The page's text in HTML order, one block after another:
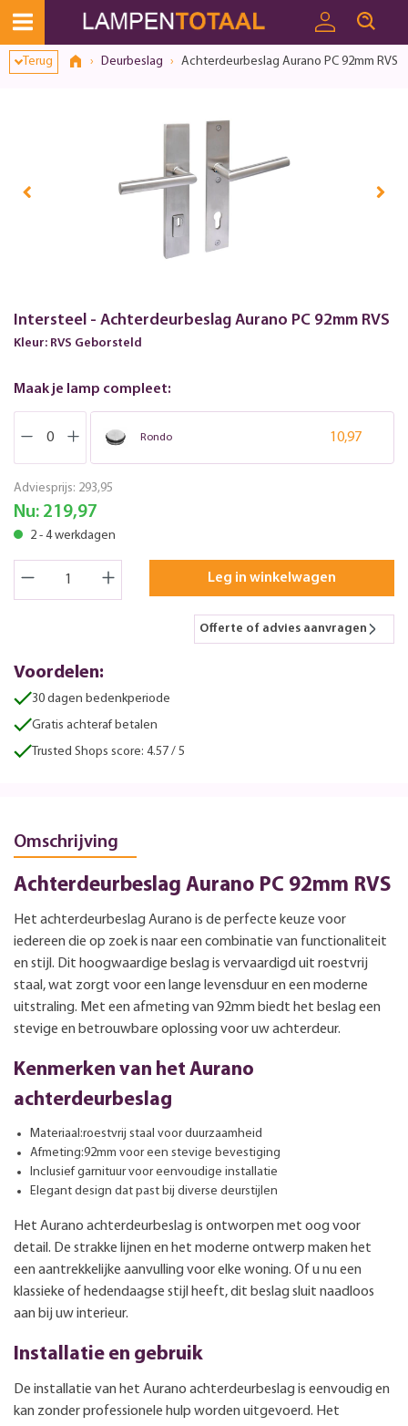
Terug Deurbeslag Achterdeurbeslag Aurano PC 92mm RVS
Intersteel - Achterdeurbeslag Aurano PC 92mm RVS
Kleur: RVS Geborsteld
Maak je lamp compleet:
Rondo 10,97
Adviesprijs: 293,95
Nu: 219,97
2 - 4 werkdagen
Leg in winkelwagen
Offerte of advies aanvragen
Voordelen:
30 dagen bedenkperiode
Gratis achteraf betalen
Trusted Shops score: 4.57 / 5
Omschrijving
Achterdeurbeslag Aurano PC 92mm RVS
Het achterdeurbeslag Aurano is de perfecte keuze voor
iedereen die op zoek is naar een combinatie van functionaliteit
en stijl. Dit hoogwaardige beslag is vervaardigd uit roestvrij
staal, wat zorgt voor een lange levensduur en een moderne
uitstraling. Met een afmeting van 92mm biedt het beslag een
stevige en betrouwbare oplossing voor uw achterdeur.
Kenmerken van het Aurano
achterdeurbeslag
Materiaal:roestvrij staal voor duurzaamheid
Afmeting:92mm voor een stevige bevestiging
Inclusief garnituur voor eenvoudige installatie
Elegant design dat past bij diverse deurstijlen
Het Aurano achterdeurbeslag is ontworpen met oog voor
detail. De strakke lijnen en het moderne ontwerp maken het
een aantrekkelijke aanvulling voor elke woning. Of u nu een
klassieke of hedendaagse stijl heeft, dit beslag sluit naadloos
aan bij uw interieur.
Installatie en gebruik
De installatie van het Aurano achterdeurbeslag is eenvoudig en
kan zonder professionele hulp worden uitgevoerd. Het
Toestemmingsvenster geopend